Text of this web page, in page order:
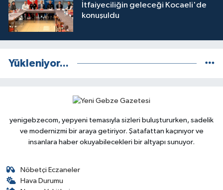
İtfaiyeciliğin geleceği Kocaeli'de
konuşuldu
Yükleniyor...
yenigebzecom, yepyeni temasıyla sizleri buluştururken, sadelik
ve modernizmi bir araya getiriyor. Şatafattan kaçınıyor ve
insanlara haber okuyabilecekleri bir altyapı sunuyor.
Nöbetçi Eczaneler
Hava Durumu